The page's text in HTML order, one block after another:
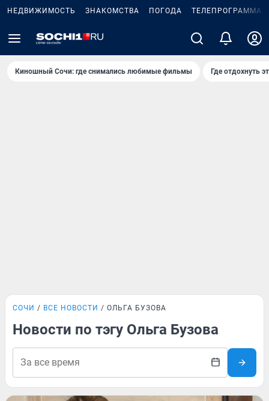
НЕДВИЖИМОСТЬ ЗНАКОМСТВА ПОГОДА ТЕЛЕПРОГРАММА
Киношный Сочи: где снимались любимые фильмы Где отдохнуть
СОЧИ ВСЕ НОВОСТИ ОЛЬГА БУЗОВА
Новости по тэгу Ольга Бузова